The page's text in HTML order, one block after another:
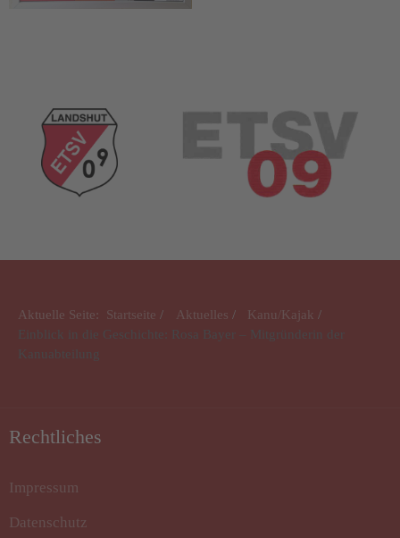
Aktuelle Seite: Startseite Aktuelles
Kanu/Kajak
Einblick in die Geschichte: Rosa Bayer – Mitgründerin der
Kanuabteilung
Rechtliches
Impressum
Datenschutz